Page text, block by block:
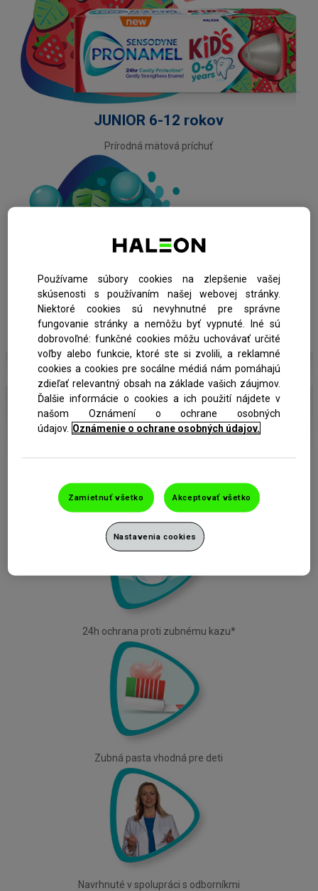
JUNIOR 6-12 rokov
Prírodná mätová príchuť
Ochrana skloviny
24h ochrana proti zubnému kazu*
Zubná pasta vhodná pre deti
Navrhnuté v spolupráci s odborníkmi
Používame súbory cookies na zlepšenie vašej
skúsenosti s používaním našej webovej stránky.
Niektoré cookies sú nevyhnutné pre správne
fungovanie stránky a nemôžu byť vypnuté. Iné sú
dobrovoľné: funkčné cookies môžu uchovávať určité
voľby alebo funkcie, ktoré ste si zvolili, a reklamné
cookies a cookies pre socálne médiá nám pomáhajú
zdieľať relevantný obsah na základe vašich záujmov.
Ďalšie informácie o cookies a ich použití nájdete v
našom Oznámení o ochrane osobných
údajov. Oznámenie o ochrane osobných údajov.
Zamietnuť všetko Akceptovať všetko
Nastavenia cookies